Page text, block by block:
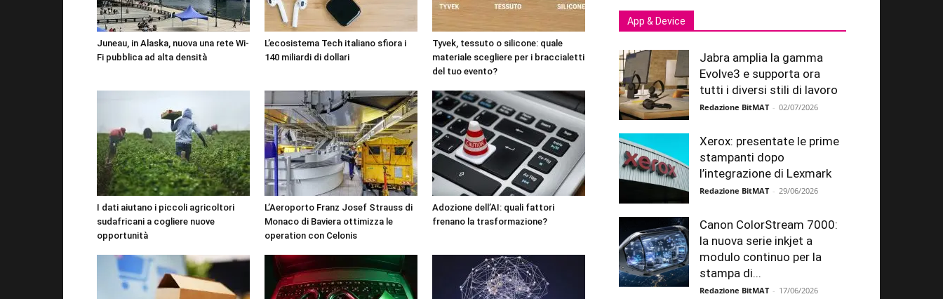
Juneau, in Alaska, nuova una rete Wi-
Fi pubblica ad alta densità
L’ecosistema Tech italiano sfiora i
140 miliardi di dollari
Tyvek, tessuto o silicone: quale
materiale scegliere per i braccialetti
del tuo evento?
I dati aiutano i piccoli agricoltori
sudafricani a cogliere nuove
opportunità
L’Aeroporto Franz Josef Strauss di
Monaco di Baviera ottimizza le
operation con Celonis
Adozione dell’AI: quali fattori
frenano la trasformazione?
App & Device
Jabra amplia la gamma
Evolve3 e supporta ora
tutti i diversi stili di lavoro
Redazione BitMAT - 02/07/2026
Xerox: presentate le prime
stampanti dopo
l’integrazione di Lexmark
Redazione BitMAT - 29/06/2026
Canon ColorStream 7000:
la nuova serie inkjet a
modulo continuo per la
stampa di...
Redazione BitMAT - 17/06/2026